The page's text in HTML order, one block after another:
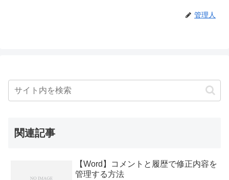
管理人
関連記事
【Word】コメントと履歴で修正内容を
管理する方法